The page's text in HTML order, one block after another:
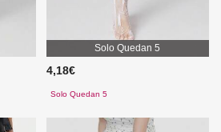
Solo Quedan 5
4,18€
Solo Quedan 5